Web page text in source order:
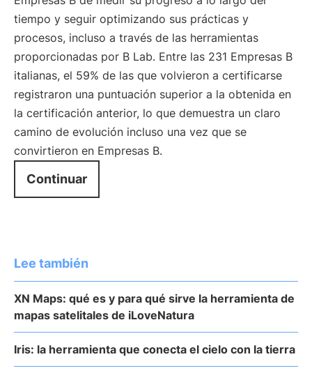
tiempo y seguir optimizando sus prácticas y
procesos, incluso a través de las herramientas
proporcionadas por B Lab. Entre las 231 Empresas B
italianas, el 59% de las que volvieron a certificarse
registraron una puntuación superior a la obtenida en
la certificación anterior, lo que demuestra un claro
camino de evolución incluso una vez que se
convirtieron en Empresas B.
Continuar
Lee también
XN Maps: qué es y para qué sirve la herramienta de
mapas satelitales de iLoveNatura
Iris: la herramienta que conecta el cielo con la tierra